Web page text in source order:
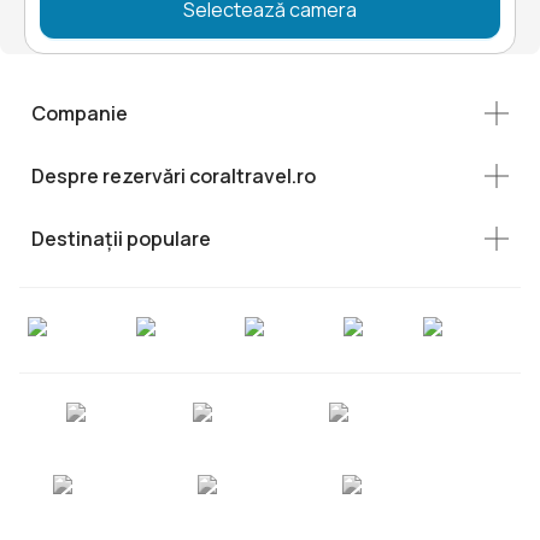
Selectează camera
Companie
Despre rezervări coraltravel.ro
Destinații populare